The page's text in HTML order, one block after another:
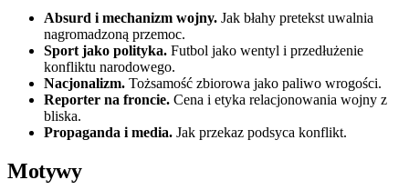
Absurd i mechanizm wojny. Jak błahy pretekst uwalnia
nagromadzoną przemoc.
Sport jako polityka. Futbol jako wentyl i przedłużenie
konfliktu narodowego.
Nacjonalizm. Tożsamość zbiorowa jako paliwo wrogości.
Reporter na froncie. Cena i etyka relacjonowania wojny z
bliska.
Propaganda i media. Jak przekaz podsyca konflikt.
Motywy